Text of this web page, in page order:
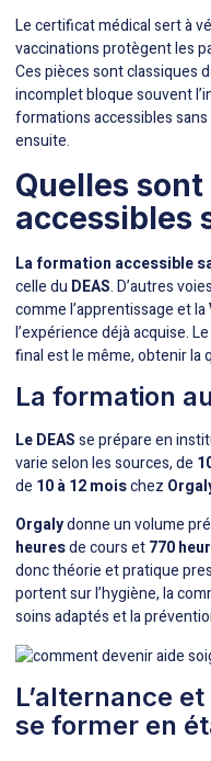
Le certificat médical sert à
vaccinations protègent les
Ces pièces sont classiques
incomplet bloque souvent
formations accessibles
ensuite.
Quelles
accessibles
La formation accessible
celle du DEAS. D’autres
comme l’apprentissage et la
l’expérience déjà acquise.
final est le même, obtenir la
La formation
Le DEASse prépare en
varie selon les sources, de
de 10 à 12 moischez
Orgalydonne un volume
heuresde cours et770
donc théorie et pratique
portent sur l’hygiène, la
soins adaptés et la
L’alternance
se former en